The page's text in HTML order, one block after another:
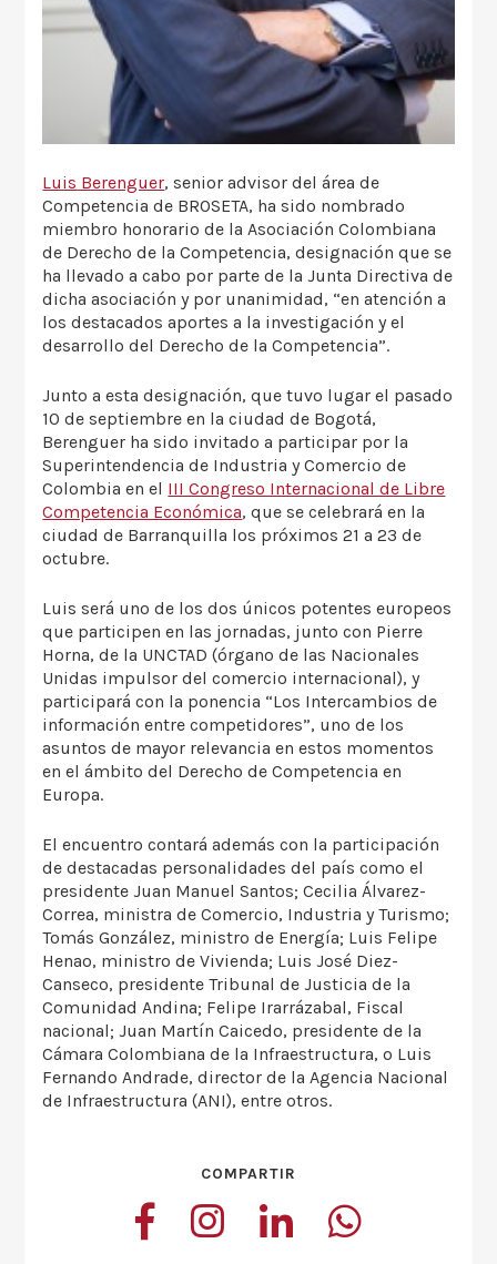
Luis Berenguer, senior advisor del área de
Competencia de BROSETA, ha sido nombrado
miembro honorario de la Asociación Colombiana
de Derecho de la Competencia, designación que se
ha llevado a cabo por parte de la Junta Directiva de
dicha asociación y por unanimidad, “en atención a
los destacados aportes a la investigación y el
desarrollo del Derecho de la Competencia”.
Junto a esta designación, que tuvo lugar el pasado
10 de septiembre en la ciudad de Bogotá,
Berenguer ha sido invitado a participar por la
Superintendencia de Industria y Comercio de
Colombia en el III Congreso Internacional de Libre
Competencia Económica, que se celebrará en la
ciudad de Barranquilla los próximos 21 a 23 de
octubre.
Luis será uno de los dos únicos potentes europeos
que participen en las jornadas, junto con Pierre
Horna, de la UNCTAD (órgano de las Nacionales
Unidas impulsor del comercio internacional), y
participará con la ponencia “Los Intercambios de
información entre competidores”, uno de los
asuntos de mayor relevancia en estos momentos
en el ámbito del Derecho de Competencia en
Europa.
El encuentro contará además con la participación
de destacadas personalidades del país como el
presidente Juan Manuel Santos; Cecilia Álvarez-
Correa, ministra de Comercio, Industria y Turismo;
Tomás González, ministro de Energía; Luis Felipe
Henao, ministro de Vivienda; Luis José Diez-
Canseco, presidente Tribunal de Justicia de la
Comunidad Andina; Felipe Irarrázabal, Fiscal
nacional; Juan Martín Caicedo, presidente de la
Cámara Colombiana de la Infraestructura, o Luis
Fernando Andrade, director de la Agencia Nacional
de Infraestructura (ANI), entre otros.
COMPARTIR